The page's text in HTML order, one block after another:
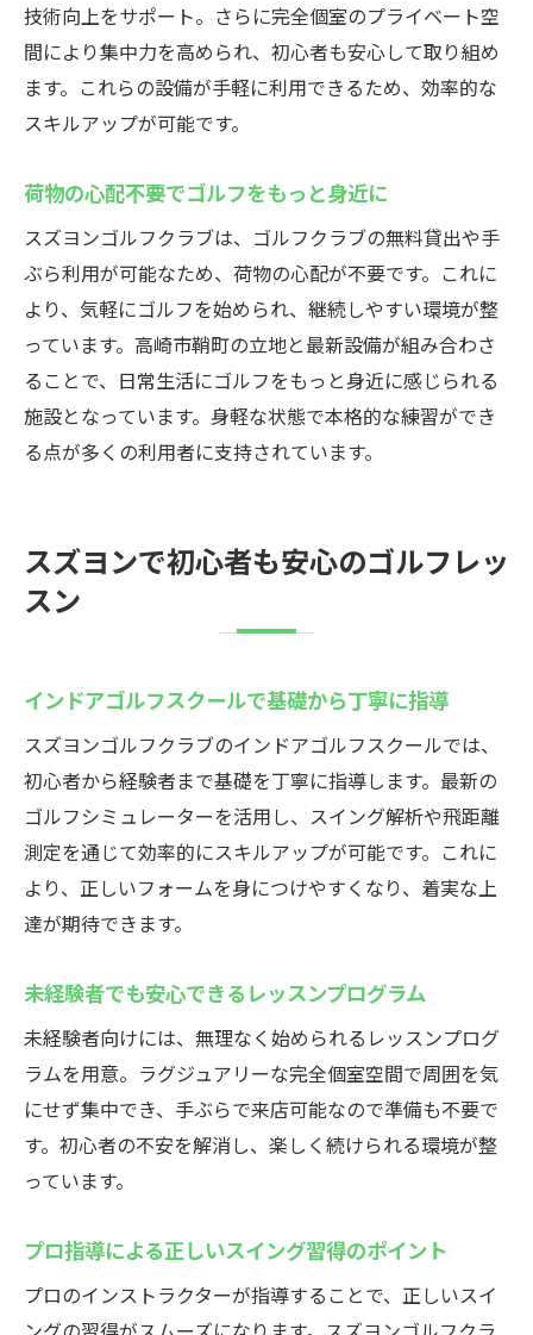
技術向上をサポート。さらに完全個室のプライベート空
間により集中力を高められ、初心者も安心して取り組め
ます。これらの設備が手軽に利用できるため、効率的な
スキルアップが可能です。
荷物の心配不要でゴルフをもっと身近に
スズヨンゴルフクラブは、ゴルフクラブの無料貸出や手
ぶら利用が可能なため、荷物の心配が不要です。これに
より、気軽にゴルフを始められ、継続しやすい環境が整
っています。高崎市鞘町の立地と最新設備が組み合わさ
ることで、日常生活にゴルフをもっと身近に感じられる
施設となっています。身軽な状態で本格的な練習ができ
る点が多くの利用者に支持されています。
スズヨンで初心者も安心のゴルフレッ
スン
インドアゴルフスクールで基礎から丁寧に指導
スズヨンゴルフクラブのインドアゴルフスクールでは、
初心者から経験者まで基礎を丁寧に指導します。最新の
ゴルフシミュレーターを活用し、スイング解析や飛距離
測定を通じて効率的にスキルアップが可能です。これに
より、正しいフォームを身につけやすくなり、着実な上
達が期待できます。
未経験者でも安心できるレッスンプログラム
未経験者向けには、無理なく始められるレッスンプログ
ラムを用意。ラグジュアリーな完全個室空間で周囲を気
にせず集中でき、手ぶらで来店可能なので準備も不要で
す。初心者の不安を解消し、楽しく続けられる環境が整
っています。
プロ指導による正しいスイング習得のポイント
プロのインストラクターが指導することで、正しいスイ